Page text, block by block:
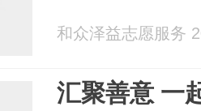
和众泽益志愿服务
汇聚善意 一